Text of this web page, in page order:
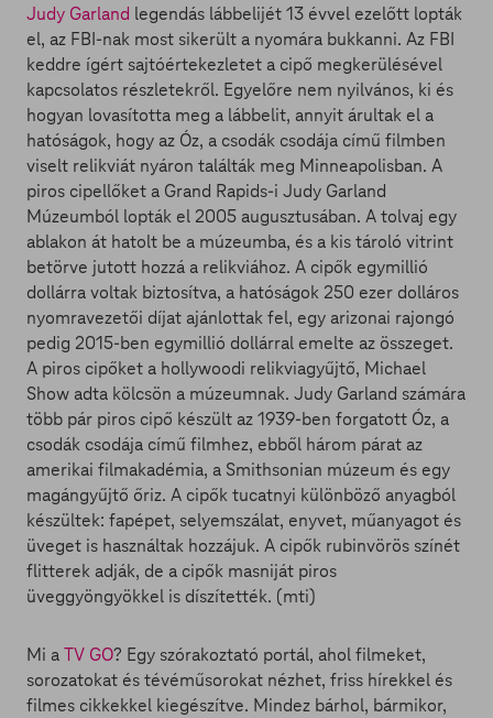
Judy Garland legendás lábbelijét 13 évvel ezelőtt lopták
el, az FBI-nak most sikerült a nyomára bukkanni. Az FBI
keddre ígért sajtóértekezletet a cipő megkerülésével
kapcsolatos részletekről. Egyelőre nem nyilvános, ki és
hogyan lovasította meg a lábbelit, annyit árultak el a
hatóságok, hogy az Óz, a csodák csodája című filmben
viselt relikviát nyáron találták meg Minneapolisban. A
piros cipellőket a Grand Rapids-i Judy Garland
Múzeumból lopták el 2005 augusztusában. A tolvaj egy
ablakon át hatolt be a múzeumba, és a kis tároló vitrint
betörve jutott hozzá a relikviához. A cipők egymillió
dollárra voltak biztosítva, a hatóságok 250 ezer dolláros
nyomravezetői díjat ajánlottak fel, egy arizonai rajongó
pedig 2015-ben egymillió dollárral emelte az összeget.
A piros cipőket a hollywoodi relikviagyűjtő, Michael
Show adta kölcsön a múzeumnak. Judy Garland számára
több pár piros cipő készült az 1939-ben forgatott Óz, a
csodák csodája című filmhez, ebből három párat az
amerikai filmakadémia, a Smithsonian múzeum és egy
magángyűjtő őriz. A cipők tucatnyi különböző anyagból
készültek: fapépet, selyemszálat, enyvet, műanyagot és
üveget is használtak hozzájuk. A cipők rubinvörös színét
flitterek adják, de a cipők masniját piros
üveggyöngyökkel is díszítették. (mti)
Mi aTV GO? Egy szórakoztató portál, ahol filmeket,
sorozatokat és tévéműsorokat nézhet, friss hírekkel és
filmes cikkekkel kiegészítve. Mindez bárhol, bármikor,